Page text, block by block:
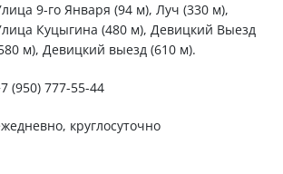
9-го Января (94 м), Луч (330 м),
Куцыгина (480 м), Девицкий Выезд
м), Девицкий выезд (610 м).
(950) 777-55-44
круглосуточно